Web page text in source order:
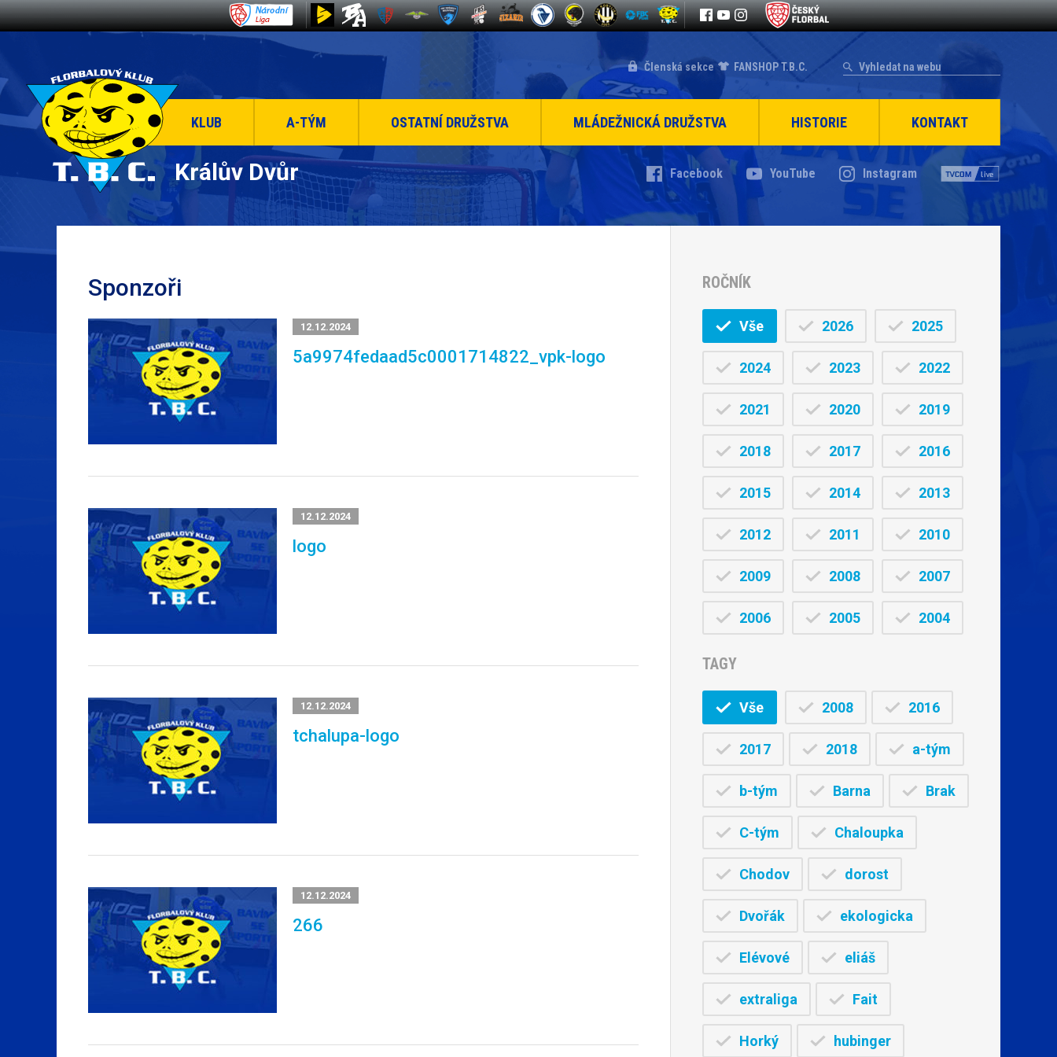
Členská sekce FANSHOP T.B.C.
KLUB A-TÝM OSTATNÍ DRUŽSTVA MLÁDEŽNICKÁ DRUŽSTVA HISTORIE KONTAKT
Králův Dvůr Facebook YouTube Instagram
Sponzoři
12.12.2024
5a9974fedaad5c0001714822_vpk-logo
12.12.2024
logo
12.12.2024
tchalupa-logo
12.12.2024
266
ROČNÍK
Vše 2026 2025
2024 2023 2022
2021 2020 2019
2018 2017 2016
2015 2014 2013
2012 2011 2010
2009 2008 2007
2006 2005 2004
TAGY
Vše 2008 2016
2017 2018 a-tým
b-tým Barna Brak
C-tým Chaloupka
Chodov dorost
Dvořák ekologicka
Elévové eliáš
extraliga Fait
Horký hubinger